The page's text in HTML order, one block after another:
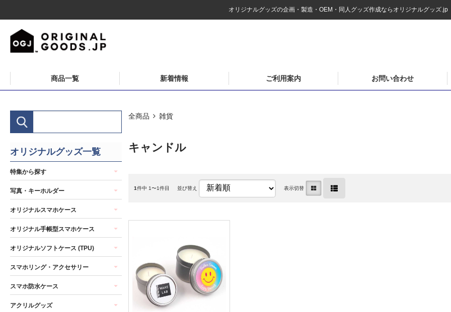
オリジナルグッズの企画・製造・OEM・同人グッズ作成ならオリジナルグッズ.jp
商品一覧 新着情報 ご利用案内 お問い合わせ
全商品 雑貨
キャンドル
1件中 1〜1件目 並び替え 表示切替
オリジナルグッズ一覧
特集から探す
写真・キーホルダー
オリジナルスマホケース
オリジナル手帳型スマホケース
オリジナルソフトケース (TPU)
スマホリング・アクセサリー
スマホ防水ケース
アクリルグッズ